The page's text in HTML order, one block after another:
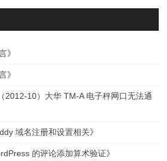
》
》
2012-10）大华 TM-A 电子秤网口无法通
域名注册和设置相关》
的评论添加算术验证》